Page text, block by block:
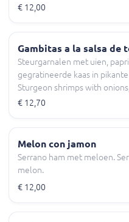
€ 12,00
Gambitas a la salsa de
Steurgarnalen met uien,
gegratineerde kaas in
Sturgeon shrimps with
mushrooms and cheese in
€ 12,70
Melon con jamon
Serrano ham met meloen.
melon.
€ 12,00